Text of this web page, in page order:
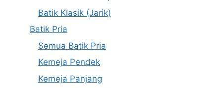
Batik Klasik (Jarik)
Batik Pria
Semua Batik Pria
Kemeja Pendek
Kemeja Panjang